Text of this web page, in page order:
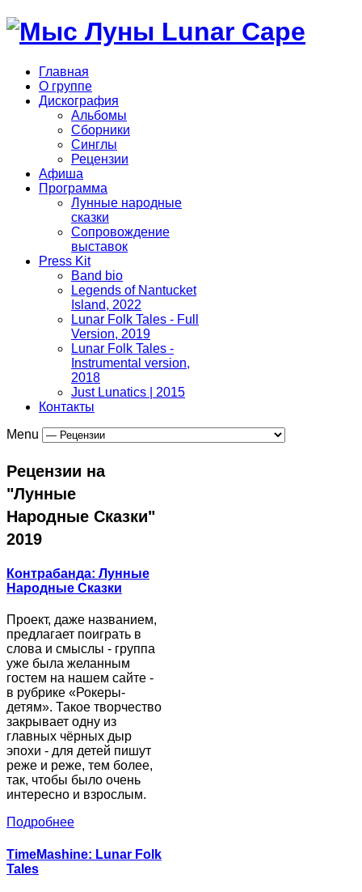
Главная
О группе
Дискография
Альбомы
Сборники
Синглы
Рецензии
Афиша
Программа
Лунные народные
сказки
Сопровождение
выставок
Press Kit
Band bio
Legends of Nantucket
Island, 2022
Lunar Folk Tales - Full
Version, 2019
Lunar Folk Tales -
Instrumental version,
2018
Just Lunatics | 2015
Контакты
Menu
Рецензии на
"Лунные
Народные Сказки"
2019
Контрабанда: Лунные
Народные Сказки
Проект, даже названием,
предлагает поиграть в
слова и смыслы - группа
уже была желанным
гостем на нашем сайте -
в рубрике «Рокеры-
детям». Такое творчество
закрывает одну из
главных чёрных дыр
эпохи - для детей пишут
реже и реже, тем более,
так, чтобы было очень
интересно и взрослым.
Подробнее
TimeMashine: Lunar Folk
Tales